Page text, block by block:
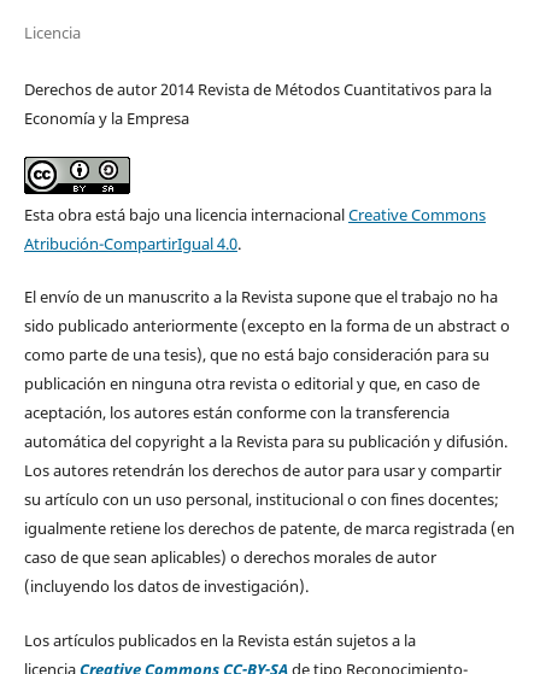
Licencia
Derechos de autor 2014 Revista de Métodos Cuantitativos para la
Economía y la Empresa
Esta obra está bajo una licencia internacionalCreative Commons
Atribución-CompartirIgual 4.0.
El envío de un manuscrito a la Revista supone que el trabajo no ha
sido publicado anteriormente (excepto en la forma de un abstract o
como parte de una tesis), que no está bajo consideración para su
publicación en ninguna otra revista o editorial y que, en caso de
aceptación, los autores están conforme con la transferencia
automática del copyright a la Revista para su publicación y difusión.
Los autores retendrán los derechos de autor para usar y compartir
su artículo con un uso personal, institucional o con fines docentes;
igualmente retiene los derechos de patente, de marca registrada (en
caso de que sean aplicables) o derechos morales de autor
(incluyendo los datos de investigación).
Los artículos publicados en la Revista están sujetos a la
licenciaCreative Commons CC-BY-SAde tipo Reconocimiento-